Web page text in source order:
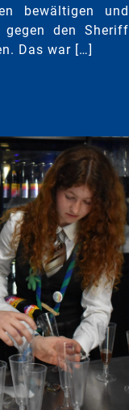
bewältigen und
gegen den Sheriff
Das war […]